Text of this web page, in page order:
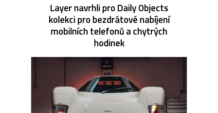
Layer navrhli pro Daily Objects
kolekci pro bezdrátové nabíjení
mobilních telefonů a chytrých
hodinek